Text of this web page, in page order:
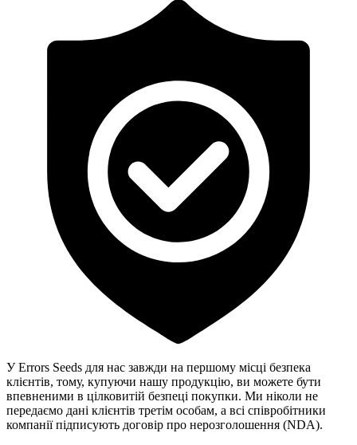
У Errors Seeds для нас завжди на першому місці безпека
клієнтів, тому, купуючи нашу продукцію, ви можете бути
впевненими в цілковитій безпеці покупки. Ми ніколи не
передаємо дані клієнтів третім особам, а всі співробітники
компанії підписують договір про нерозголошення (NDA).